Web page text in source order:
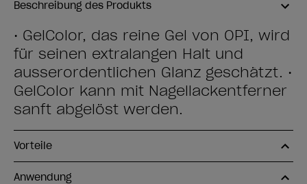
Beschreibung des Produkts
• GelColor, das reine Gel von OPI, wird
für seinen extralangen Halt und
ausserordentlichen Glanz geschätzt. •
GelColor kann mit Nagellackentferner
sanft abgelöst werden.
Vorteile
Anwendung